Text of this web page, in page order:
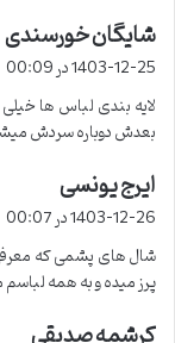
شایگان خورسندی
:
1403-12-25 در 00:09
لایه بندی لباس ها
بعدش دوباره سردش
ایرج یونسی
ت
:
1403-12-26 در 00:07
شال های پشمی که
پرز میده و به همه